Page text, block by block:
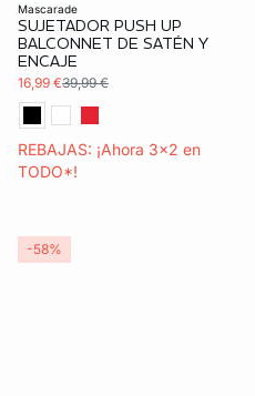
mascarade
SUJETADOR PUSH UP
BALCONNET DE SATÉN Y
ENCAJE
16,99 €39,99 €
REBAJAS: ¡Ahora 3x2 en
TODO*!
-58%